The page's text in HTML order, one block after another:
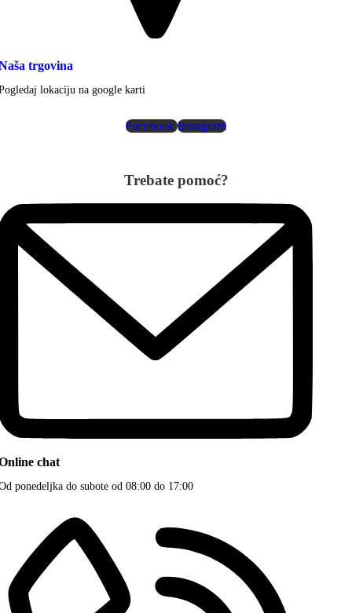
trgovina
lokaciju na google karti
Facebook Instagram
Trebate pomoć?
chat
ponedeljka do subote od 08:00 do 17:00